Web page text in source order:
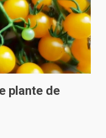
plante de